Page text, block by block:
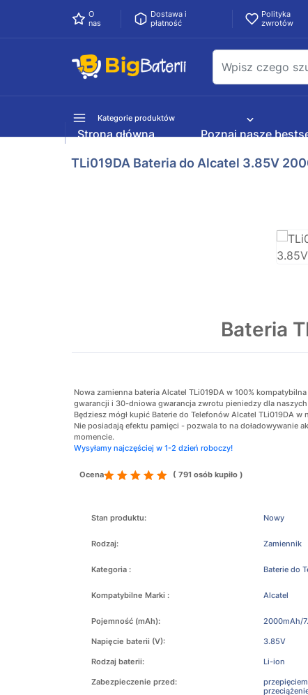
O
nas
Dostawa i
płatność
Polityka
zwrotów
Kategorie produktów
Strona główna Poznaj nasze
TLi019DA Bateria do Alcatel 3.85V
Bateria
Nowa zamienna bateria Alcatel TLi019DA w 100%
gwarancji i 30-dniowa gwarancja zwrotu pieniedzy dla
Będziesz mógł kupić Baterie do Telefonów Alcatel TLi019DA
Nie posiadają efektu pamięci - pozwala to na doładowywanie
momencie.
Wysyłamy najczęściej w 1-2 dzień roboczy!
Ocena ( 791 osób kupiło )
Stan produktu: Nowy
Rodzaj: Zamiennik
Kategoria : Baterie do
Kompatybilne Marki : Alcatel
Pojemność (mAh): 2000mAh/
Napięcie baterii (V): 3.85V
Rodzaj baterii: Li-ion
Zabezpieczenie przed: